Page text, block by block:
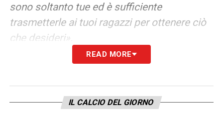
sono soltanto tue ed è sufficiente
trasmetterle ai tuoi ragazzi per ottenere ciò
che desideri».
TRE AGGETTIVI–«Tre aggettivi: moderno,
guarda avanti, che è sintonizzato con i tempi,
che va veloce con il pensiero. Altrimenti, se
READ MORE
IL CALCIO DEL GIORNO